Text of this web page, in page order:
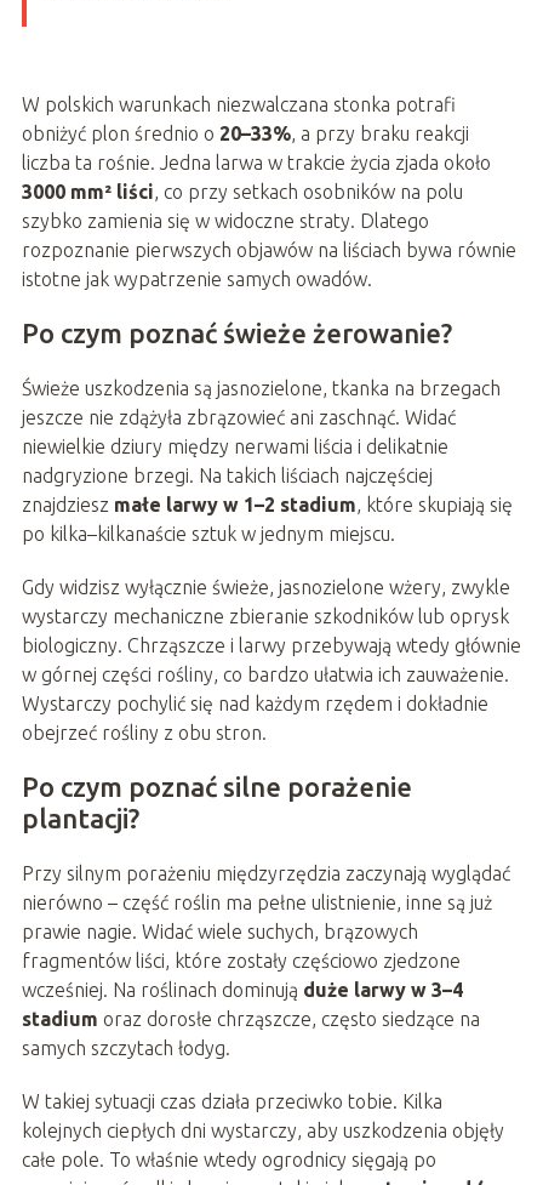
W polskich warunkach niezwalczana stonka potrafi
obniżyć plon średnio o 20–33%, a przy braku reakcji
liczba ta rośnie. Jedna larwa w trakcie życia zjada około
3000 mm² liści, co przy setkach osobników na polu
szybko zamienia się w widoczne straty. Dlatego
rozpoznanie pierwszych objawów na liściach bywa równie
istotne jak wypatrzenie samych owadów.
Po czym poznać świeże żerowanie?
Świeże uszkodzenia są jasnozielone, tkanka na brzegach
jeszcze nie zdążyła zbrązowieć ani zaschnąć. Widać
niewielkie dziury między nerwami liścia i delikatnie
nadgryzione brzegi. Na takich liściach najczęściej
znajdziesz małe larwy w 1–2 stadium, które skupiają się
po kilka–kilkanaście sztuk w jednym miejscu.
Gdy widzisz wyłącznie świeże, jasnozielone wżery, zwykle
wystarczy mechaniczne zbieranie szkodników lub oprysk
biologiczny. Chrząszcze i larwy przebywają wtedy głównie
w górnej części rośliny, co bardzo ułatwia ich zauważenie.
Wystarczy pochylić się nad każdym rzędem i dokładnie
obejrzeć rośliny z obu stron.
Po czym poznać silne porażenie
plantacji?
Przy silnym porażeniu międzyrzędzia zaczynają wyglądać
nierówno – część roślin ma pełne ulistnienie, inne są już
prawie nagie. Widać wiele suchych, brązowych
fragmentów liści, które zostały częściowo zjedzone
wcześniej. Na roślinach dominują duże larwy w 3–4
stadium oraz dorosłe chrząszcze, często siedzące na
samych szczytach łodyg.
W takiej sytuacji czas działa przeciwko tobie. Kilka
kolejnych ciepłych dni wystarczy, aby uszkodzenia objęły
całe pole. To właśnie wtedy ogrodnicy sięgają po